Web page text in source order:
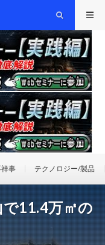
事 テクノロジー/製品
11.4万㎡の